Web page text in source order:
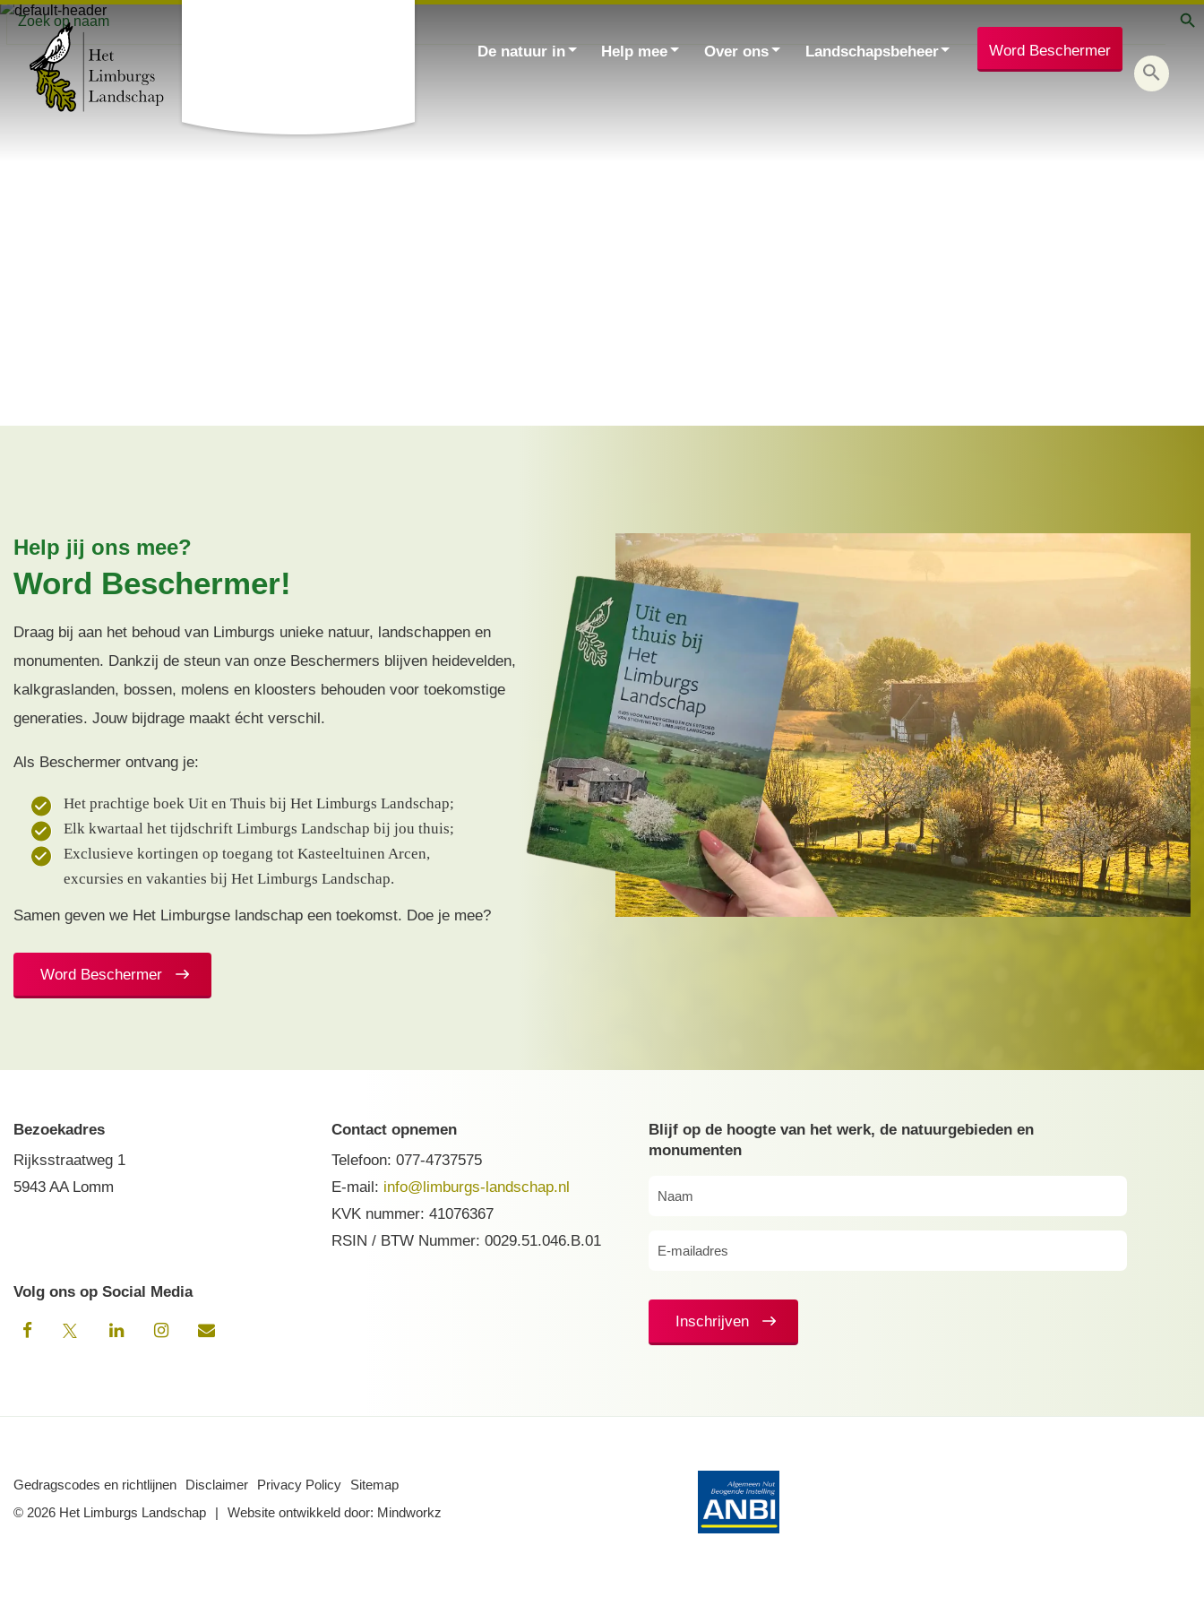
Zoek
De natuur in Help mee Over ons Landschapsbeheer Word Beschermer
Help jij ons mee?
Word Beschermer!
Draag bij aan het behoud van Limburgs unieke natuur, landschappen en
monumenten. Dankzij de steun van onze Beschermers blijven heidevelden,
kalkgraslanden, bossen, molens en kloosters behouden voor toekomstige
generaties. Jouw bijdrage maakt écht verschil.
Als Beschermer ontvang je:
Het prachtige boek Uit en Thuis bij Het Limburgs Landschap;
Elk kwartaal het tijdschrift Limburgs Landschap bij jou thuis;
Exclusieve kortingen op toegang tot Kasteeltuinen Arcen,
excursies en vakanties bij Het Limburgs Landschap.
Samen geven we Het Limburgse landschap een toekomst. Doe je mee?
Word Beschermer
Bezoekadres
Rijksstraatweg 1
5943 AA Lomm
Contact opnemen
Telefoon: 077-4737575
E-mail: info@limburgs-landschap.nl
KVK nummer: 41076367
RSIN / BTW Nummer: 0029.51.046.B.01
Volg ons op Social Media
Blijf op de hoogte van het werk, de natuurgebieden en
monumenten
Inschrijven
Gedragscodes en richtlijnen Disclaimer Privacy Policy
Sitemap
© 2026 Het Limburgs Landschap
Website ontwikkeld door: Mindworkz